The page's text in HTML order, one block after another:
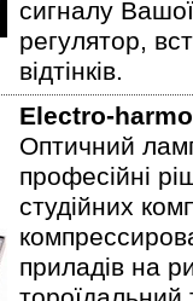
сигналу
регулятор,
відтінків.
Electro-
Оптичний
професійні
студійних
приладів на